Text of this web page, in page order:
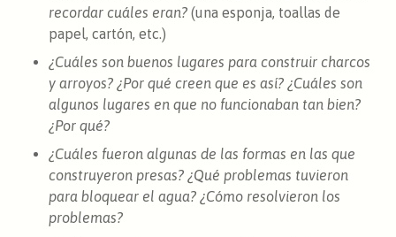
recordar cuáles eran? (una esponja, toallas de
papel, cartón, etc.)
¿Cuáles son buenos lugares para construir charcos
y arroyos? ¿Por qué creen que es así? ¿Cuáles son
algunos lugares en que no funcionaban tan bien?
¿Por qué?
¿Cuáles fueron algunas de las formas en las que
construyeron presas? ¿Qué problemas tuvieron
para bloquear el agua? ¿Cómo resolvieron los
problemas?